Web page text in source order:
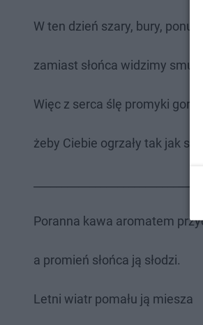
W ten dzień szary, bury, ponury,
zamiast słońca widzimy
Więc z serca ślę promyki gorące
żeby Ciebie ogrzały tak jak
Poranna kawa aromatem
a promień słońca ją słodzi.
Letni wiatr pomału ją miesza